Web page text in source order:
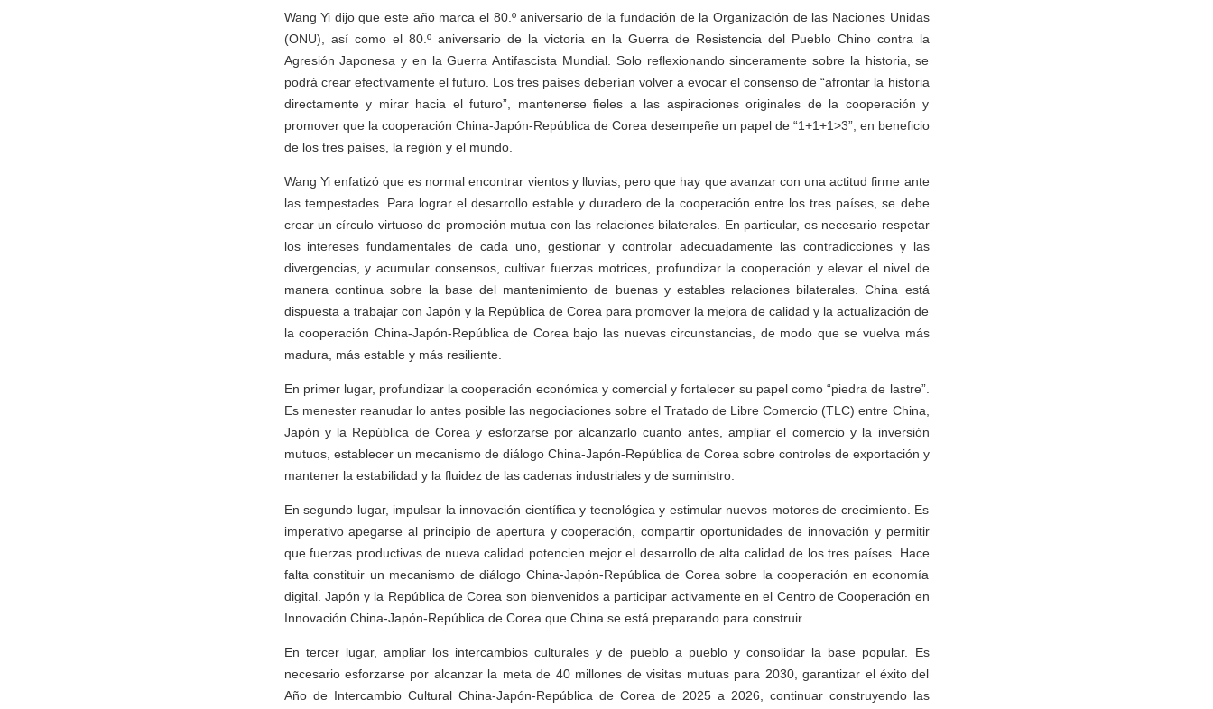
Wang Yi dijo que este año marca el 80.º aniversario de la fundación de la Organización de las Naciones Unidas
(ONU), así como el 80.º aniversario de la victoria en la Guerra de Resistencia del Pueblo Chino contra la
Agresión Japonesa y en la Guerra Antifascista Mundial. Solo reflexionando sinceramente sobre la historia, se
podrá crear efectivamente el futuro. Los tres países deberían volver a evocar el consenso de “afrontar la historia
directamente y mirar hacia el futuro”, mantenerse fieles a las aspiraciones originales de la cooperación y
promover que la cooperación China-Japón-República de Corea desempeñe un papel de “1+1+1>3”, en beneficio
de los tres países, la región y el mundo.
Wang Yi enfatizó que es normal encontrar vientos y lluvias, pero que hay que avanzar con una actitud firme ante
las tempestades. Para lograr el desarrollo estable y duradero de la cooperación entre los tres países, se debe
crear un círculo virtuoso de promoción mutua con las relaciones bilaterales. En particular, es necesario respetar
los intereses fundamentales de cada uno, gestionar y controlar adecuadamente las contradicciones y las
divergencias, y acumular consensos, cultivar fuerzas motrices, profundizar la cooperación y elevar el nivel de
manera continua sobre la base del mantenimiento de buenas y estables relaciones bilaterales. China está
dispuesta a trabajar con Japón y la República de Corea para promover la mejora de calidad y la actualización de
la cooperación China-Japón-República de Corea bajo las nuevas circunstancias, de modo que se vuelva más
madura, más estable y más resiliente.
En primer lugar, profundizar la cooperación económica y comercial y fortalecer su papel como “piedra de lastre”.
Es menester reanudar lo antes posible las negociaciones sobre el Tratado de Libre Comercio (TLC) entre China,
Japón y la República de Corea y esforzarse por alcanzarlo cuanto antes, ampliar el comercio y la inversión
mutuos, establecer un mecanismo de diálogo China-Japón-República de Corea sobre controles de exportación y
mantener la estabilidad y la fluidez de las cadenas industriales y de suministro.
En segundo lugar, impulsar la innovación científica y tecnológica y estimular nuevos motores de crecimiento. Es
imperativo apegarse al principio de apertura y cooperación, compartir oportunidades de innovación y permitir
que fuerzas productivas de nueva calidad potencien mejor el desarrollo de alta calidad de los tres países. Hace
falta constituir un mecanismo de diálogo China-Japón-República de Corea sobre la cooperación en economía
digital. Japón y la República de Corea son bienvenidos a participar activamente en el Centro de Cooperación en
Innovación China-Japón-República de Corea que China se está preparando para construir.
En tercer lugar, ampliar los intercambios culturales y de pueblo a pueblo y consolidar la base popular. Es
necesario esforzarse por alcanzar la meta de 40 millones de visitas mutuas para 2030, garantizar el éxito del
Año de Intercambio Cultural China-Japón-República de Corea de 2025 a 2026, continuar construyendo las